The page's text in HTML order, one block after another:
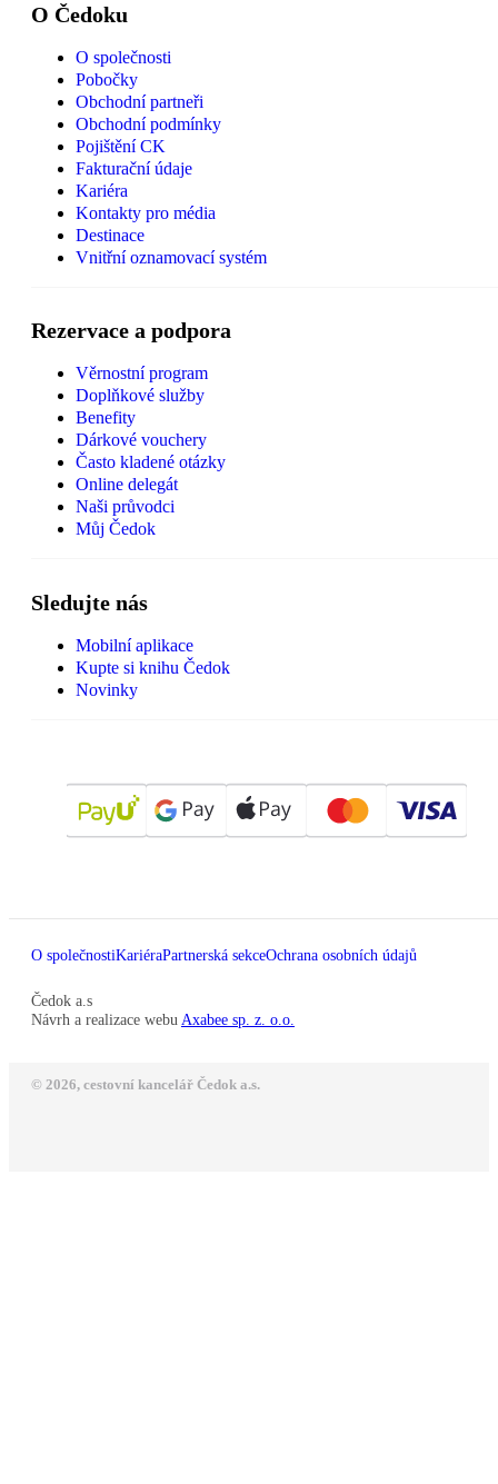
O Čedoku
O společnosti
Pobočky
Obchodní partneři
Obchodní podmínky
Pojištění CK
Fakturační údaje
Kariéra
Kontakty pro média
Destinace
Vnitřní oznamovací systém
Rezervace a podpora
Věrnostní program
Doplňkové služby
Benefity
Dárkové vouchery
Často kladené otázky
Online delegát
Naši průvodci
Můj Čedok
Sledujte nás
Mobilní aplikace
Kupte si knihu Čedok
Novinky
O společnostiKariéraPartnerská sekceOchrana osobních údajů
Čedok a.s
Návrh a realizace webu Axabee sp. z. o.o.
© 2026, cestovní kancelář Čedok a.s.